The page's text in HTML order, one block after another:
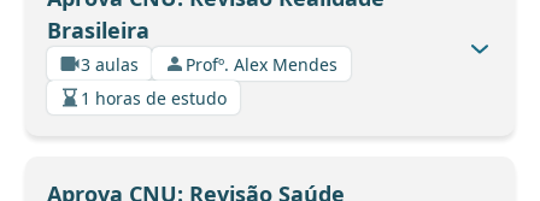
Brasileira
3 aulas
Profº. Alex Mendes
1 horas de estudo
Aprova CNU: Revisão Saúde